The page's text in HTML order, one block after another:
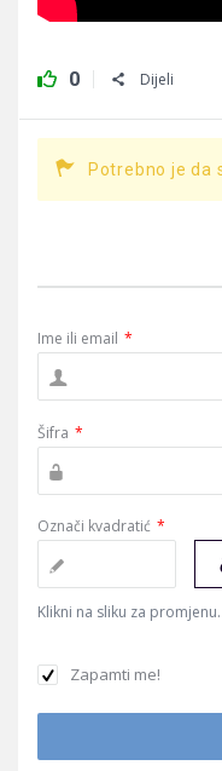
0 Dijeli
Potrebno je da
Ime ili email *
Šifra *
Označi kvadratić *
Klikni na sliku za promjenu.
Zapamti me!